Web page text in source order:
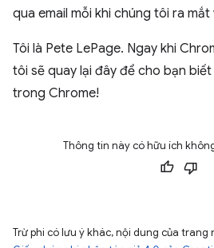
qua email mỗi khi chúng tôi ra mắt
Tôi là Pete LePage. Ngay khi
tôi sẽ quay lại đây để cho bạn
trong Chrome!
Thông tin này có hữu ích
Trừ phi có lưu ý khác, nội dung của trang